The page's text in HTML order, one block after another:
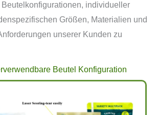
individueller
Größen, Materialien und
unserer Kunden zu
Beutel Konfiguration